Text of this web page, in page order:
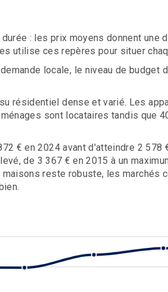
: les prix moyens donnent
utilise ces repères pour situer
locale, le niveau de budget
résidentiel dense et varié. Les
sont locataires tandis que
€ en 2024 avant d'atteindre 2 578
de 3 367 € en 2015 à un
reste robuste, les marchés